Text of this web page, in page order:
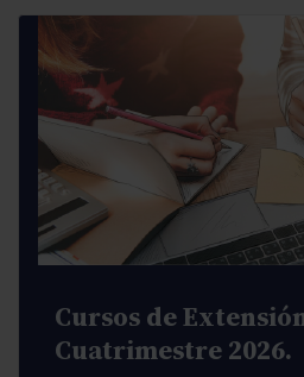
Cursos de
Cuatrimestre 2026.